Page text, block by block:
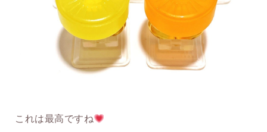
これは最高ですね